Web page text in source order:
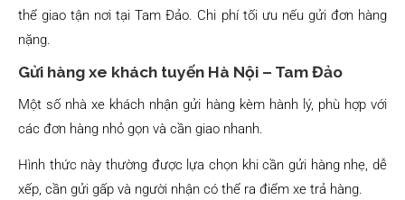
thể giao tận nơi tại Tam Đảo. Chi phí tối ưu nếu gửi đơn hàng
nặng.
Gửi hàng xe khách tuyến Hà Nội – Tam Đảo
Một số nhà xe khách nhận gửi hàng kèm hành lý, phù hợp với
các đơn hàng nhỏ gọn và cần giao nhanh.
Hình thức này thường được lựa chọn khi cần gửi hàng nhẹ, dễ
xếp, cần gửi gấp và người nhận có thể ra điểm xe trả hàng.